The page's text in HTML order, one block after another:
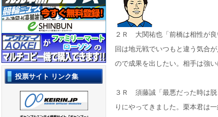
投票サイト リンク集
２Ｒ 大関祐也「前橋は相性が
回は地元戦でいつもと違う気合
ので成果を出したい。相手は強
３Ｒ 須藤誠「最悪だった時は
りにやってきました。栗本君は